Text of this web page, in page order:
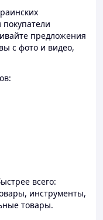
предложения
с фото и видео,
всего:
инструменты,
товары.